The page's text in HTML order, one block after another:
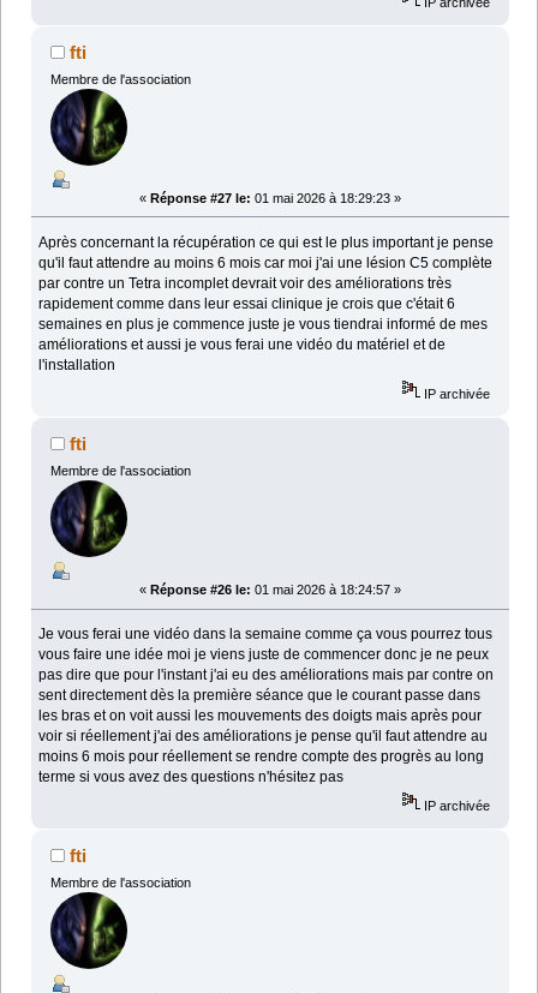
fti
Membre de l'association
« Réponse #27 le: 01 mai 2026 à 18:29:23 »
Après concernant la récupération ce qui est le plus important je pense
qu'il faut attendre au moins 6 mois car moi j'ai une lésion C5 complète
par contre un Tetra incomplet devrait voir des améliorations très
rapidement comme dans leur essai clinique je crois que c'était 6
semaines en plus je commence juste je vous tiendrai informé de mes
améliorations et aussi je vous ferai une vidéo du matériel et de
l'installation
IP archivée
fti
Membre de l'association
« Réponse #26 le: 01 mai 2026 à 18:24:57 »
Je vous ferai une vidéo dans la semaine comme ça vous pourrez tous
vous faire une idée moi je viens juste de commencer donc je ne peux
pas dire que pour l'instant j'ai eu des améliorations mais par contre on
sent directement dès la première séance que le courant passe dans
les bras et on voit aussi les mouvements des doigts mais après pour
voir si réellement j'ai des améliorations je pense qu'il faut attendre au
moins 6 mois pour réellement se rendre compte des progrès au long
terme si vous avez des questions n'hésitez pas
IP archivée
fti
Membre de l'association